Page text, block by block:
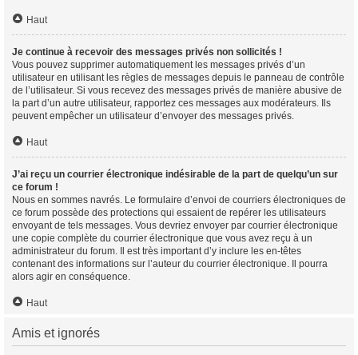
Haut
Je continue à recevoir des messages privés non sollicités !
Vous pouvez supprimer automatiquement les messages privés d’un
utilisateur en utilisant les règles de messages depuis le panneau de contrôle
de l’utilisateur. Si vous recevez des messages privés de manière abusive de
la part d’un autre utilisateur, rapportez ces messages aux modérateurs. Ils
peuvent empêcher un utilisateur d’envoyer des messages privés.
Haut
J’ai reçu un courrier électronique indésirable de la part de quelqu’un sur
ce forum !
Nous en sommes navrés. Le formulaire d’envoi de courriers électroniques de
ce forum possède des protections qui essaient de repérer les utilisateurs
envoyant de tels messages. Vous devriez envoyer par courrier électronique
une copie complète du courrier électronique que vous avez reçu à un
administrateur du forum. Il est très important d’y inclure les en-têtes
contenant des informations sur l’auteur du courrier électronique. Il pourra
alors agir en conséquence.
Haut
Amis et ignorés